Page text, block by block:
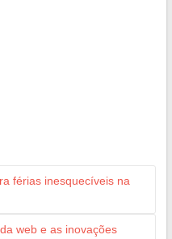
férias inesquecíveis na
web e as inovações